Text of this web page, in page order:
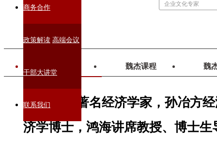
商务合作
政策解读 高端会议
干部大讲堂
联系我们
企业文化专家
魏杰课程 魏
魏杰，著名经济学家，孙冶方
济学博士，鸿海讲席教授、博士